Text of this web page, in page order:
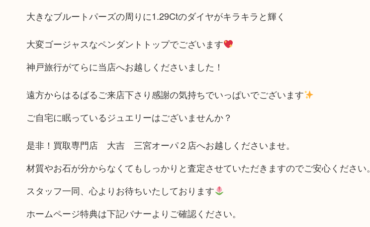
大きなブルートパーズの周りに1.29Ctのダイヤがキラキラと輝く
大変ゴージャスなペンダントトップでございます
神戸旅行がてらに当店へお越しくださいました！
遠方からはるばるご来店下さり感謝の気持ちでいっぱいでございます
ご自宅に眠っているジュエリーはございませんか？
是非！買取専門店 大吉 三宮オーパ２店へお越しくださいませ。
材質やお石が分からなくてもしっかりと査定させていただきますのでご安心ください。
スタッフ一同、心よりお待ちいたしております
ホームページ特典は下記バナーよりご確認ください。